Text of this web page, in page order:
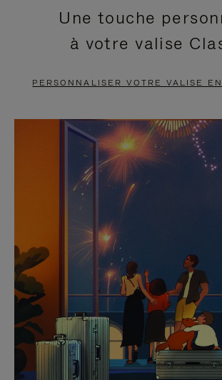
EN
PAUSE,
APPUYEZ
POUR
METTRE
PAUSE
VIDÉO
EST
DÉSACTIVÉ.
CLIQUER
POUR
RÉACTIVER
LE
SON
Une touche
à votre valise
PERSONNALISER VOTRE VALISE